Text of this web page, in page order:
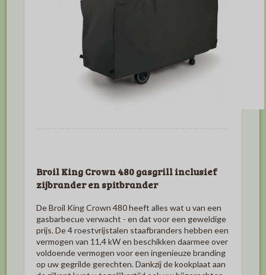
Broil King Crown 480 gasgrill inclusief
zijbrander en spitbrander
De Broil King Crown 480 heeft alles wat u van een
gasbarbecue verwacht - en dat voor een geweldige
prijs. De 4 roestvrijstalen staafbranders hebben een
vermogen van 11,4 kW en beschikken daarmee over
voldoende vermogen voor een ingenieuze branding
op uw gegrilde gerechten. Dankzij de kookplaat aan